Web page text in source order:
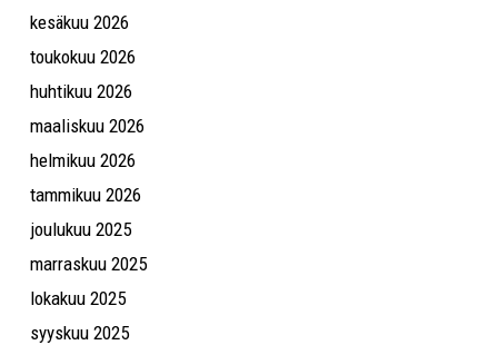
kesäkuu 2026
toukokuu 2026
huhtikuu 2026
maaliskuu 2026
helmikuu 2026
tammikuu 2026
joulukuu 2025
marraskuu 2025
lokakuu 2025
syyskuu 2025